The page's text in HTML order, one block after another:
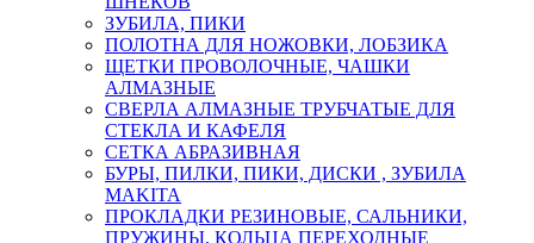
ЗУБИЛА, ПИКИ
ПОЛОТНА ДЛЯ НОЖОВКИ, ЛОБЗИКА
ЩЕТКИ ПРОВОЛОЧНЫЕ, ЧАШКИ
АЛМАЗНЫЕ
СВЕРЛА АЛМАЗНЫЕ ТРУБЧАТЫЕ ДЛЯ
СТЕКЛА И КАФЕЛЯ
СЕТКА АБРАЗИВНАЯ
БУРЫ, ПИЛКИ, ПИКИ, ДИСКИ , ЗУБИЛА
MAKITA
ПРОКЛАДКИ РЕЗИНОВЫЕ, САЛЬНИКИ,
ПРУЖИНЫ, КОЛЬЦА ПЕРЕХОДНЫЕ